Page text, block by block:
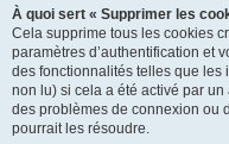
À quoi sert « Supprimer les
Cela supprime tous les cookies
paramètres d’authentification et
des fonctionnalités telles que les
non lu) si cela a été activé par
des problèmes de connexion ou
pourrait les résoudre.